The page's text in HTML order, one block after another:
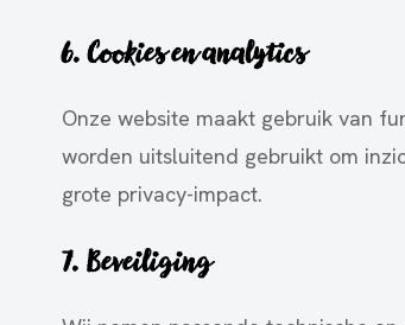
6. Cookies en analytics
Onze website maakt gebruik van
worden uitsluitend gebruikt om
grote privacy-impact.
7. Beveiliging